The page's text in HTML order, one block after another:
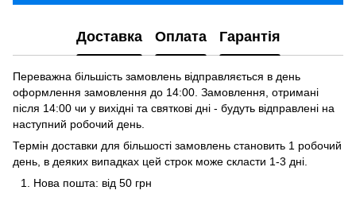
Доставка Оплата Гарантія
Переважна більшість замовлень відправляється в день
оформлення замовлення до 14:00. Замовлення, отримані
після 14:00 чи у вихідні та святкові дні - будуть відправлені на
наступний робочий день.
Термін доставки для більшості замовлень становить 1 робочий
день, в деяких випадках цей строк може скласти 1-3 дні.
Нова пошта: від 50 грн